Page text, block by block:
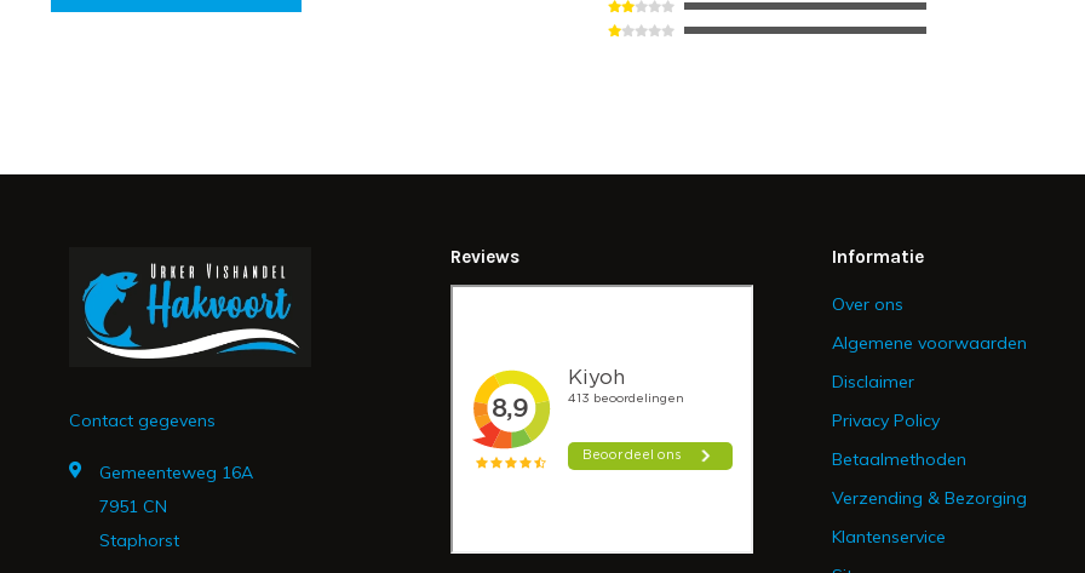
Contact gegevens
Gemeenteweg 16A
7951 CN
Staphorst
Reviews Informatie
Over ons
Algemene voorwaarden
Disclaimer
Privacy Policy
Betaalmethoden
Verzending & Bezorging
Klantenservice